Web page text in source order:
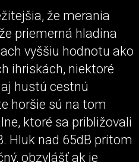
že merania
priemerná hladina
vyššiu hodnotu ako
ihriskách, niektoré
hustú cestnú
horšie sú na tom
ktoré sa približovali
Hluk nad 65dB pritom
obzvlášť ak je